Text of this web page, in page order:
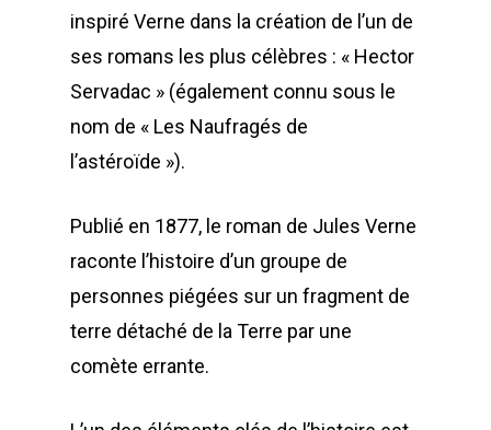
inspiré Verne dans la création de l’un de
ses romans les plus célèbres : « Hector
Servadac » (également connu sous le
nom de « Les Naufragés de
l’astéroïde »).
Publié en 1877, le roman de Jules Verne
raconte l’histoire d’un groupe de
personnes piégées sur un fragment de
terre détaché de la Terre par une
comète errante.